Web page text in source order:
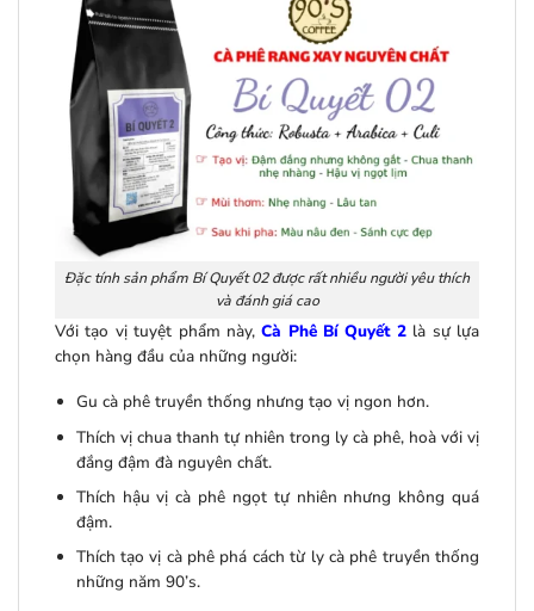
Đặc tính sản phẩm Bí Quyết 02 được rất nhiều người yêu thích
và đánh giá cao
Với tạo vị tuyệt phẩm này,Cà Phê Bí Quyết 2là sự lựa
chọn hàng đầu của những người:
Gu cà phê truyền thống nhưng tạo vị ngon hơn.
Thích vị chua thanh tự nhiên trong ly cà phê, hoà với vị
đắng đậm đà nguyên chất.
Thích hậu vị cà phê ngọt tự nhiên nhưng không quá
đậm.
Thích tạo vị cà phê phá cách từ ly cà phê truyền thống
những năm 90’s.